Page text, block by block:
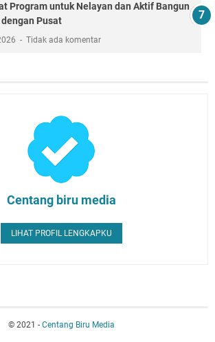
Program untuk Nelayan dan Aktif Bangun
Pusat
Tidak ada komentar
Centang biru media
LIHAT PROFIL LENGKAPKU
© 2021 - Centang Biru Media